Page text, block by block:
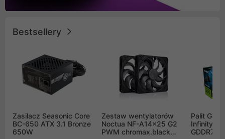
Bestsellery
Zasilacz Seasonic Core
BC-650 ATX 3.1 Bronze
650W
Zestaw wentylatorów
Noctua NF-A14x25 G2
PWM chromax.black
Palit
Infinity 3
GDDR7